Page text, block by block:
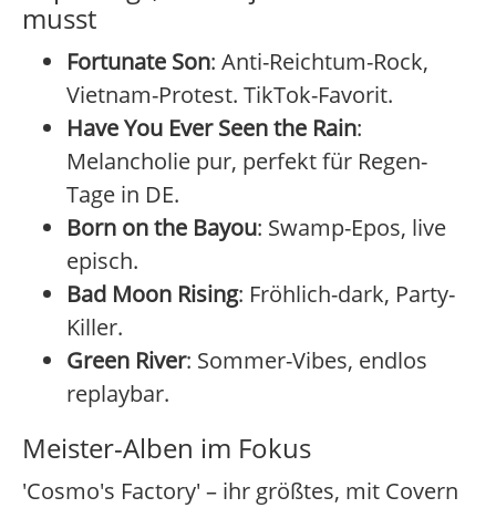
musst
Fortunate Son: Anti-Reichtum-Rock,
Vietnam-Protest. TikTok-Favorit.
Have You Ever Seen the Rain:
Melancholie pur, perfekt für Regen-
Tage in DE.
Born on the Bayou: Swamp-Epos, live
episch.
Bad Moon Rising: Fröhlich-dark, Party-
Killer.
Green River: Sommer-Vibes, endlos
replaybar.
Meister-Alben im Fokus
'Cosmo's Factory' – ihr größtes, mit Covern